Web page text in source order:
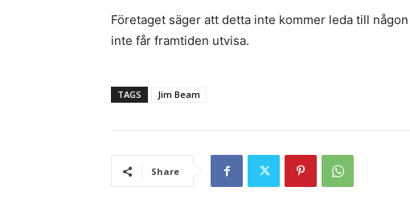
Företaget säger att detta inte kommer leda till
inte får framtiden utvisa.
TAGS Jim Beam
Share